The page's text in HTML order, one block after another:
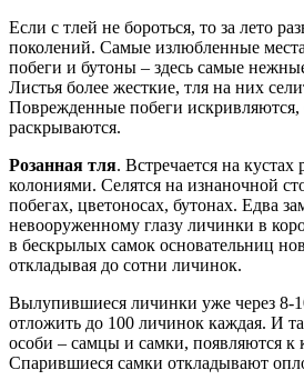
Если с тлей не бороться, то за лето
поколений. Самые излюбленные
побеги и бутоны – здесь самые
Листья более жесткие, тля на них
Поврежденные побеги искривляются,
раскрываются.
Розанная тля. Встречается на
колониями. Селятся на изнаночной
побегах, цветоносах, бутонах. Едва
невооруженному глазу личинки в
в бескрылых самок основательниц
откладывая до сотни личинок.
Вылупившиеся личинки уже через 8-
отложить до 100 личинок каждая. И
особи – самцы и самки, появляются к
Спарившиеся самки откладывают